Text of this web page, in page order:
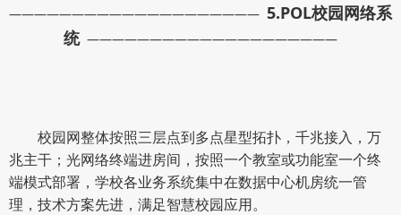
———————————————————— 5.POL校园网络系
统 ————————————————————
校园网整体按照三层点到多点星型拓扑，千兆接入，万
兆主干；光网络终端进房间，按照一个教室或功能室一个终
端模式部署，学校各业务系统集中在数据中心机房统一管
理，技术方案先进，满足智慧校园应用。